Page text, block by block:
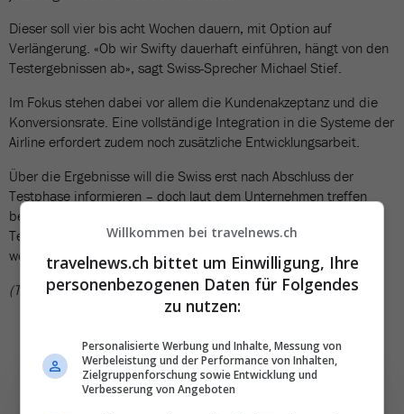
Dieser soll vier bis acht Wochen dauern, mit Option auf
Verlängerung. «Ob wir Swifty dauerhaft einführen, hängt von den
Testergebnissen ab», sagt Swiss-Sprecher Michael Stief.
Im Fokus stehen dabei vor allem die Kundenakzeptanz und die
Konversionsrate. Eine vollständige Integration in die Systeme der
Airline erfordert zudem noch zusätzliche Entwicklungsarbeit.
Über die Ergebnisse will die Swiss erst nach Abschluss der
Testphase informieren – doch laut dem Unternehmen treffen
bereits erste Buchungen über den KI-Assistenten ein. Sollte der
Test erfolgreich verlaufen, dürfte Swifty in Zukunft auch bei
weiteren Airlines der Lufthansa-Gruppe zum Einsatz kommen.
(TN)
Willkommen bei travelnews.ch
travelnews.ch bittet um Einwilligung, Ihre
personenbezogenen Daten für Folgendes
zu nutzen:
Personalisierte Werbung und Inhalte, Messung von
Werbeleistung und der Performance von Inhalten,
Zielgruppenforschung sowie Entwicklung und
Verbesserung von Angeboten